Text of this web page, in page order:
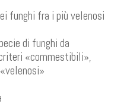
funghi fra i più velenosi
di funghi da
«commestibili»,